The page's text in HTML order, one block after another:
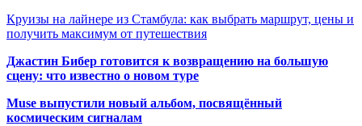
Круизы на лайнере из Стамбула: как выбрать маршрут, цены и
получить максимум от путешествия
Джастин Бибер готовится к возвращению на большую
сцену: что известно о новом туре
Muse выпустили новый альбом, посвящённый
космическим сигналам